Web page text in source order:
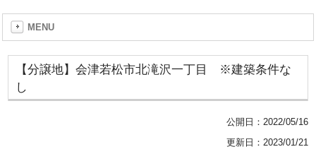
MENU
【分譲地】会津若松市北滝沢一丁目 ※建築条件な
し
公開日： 2022/05/16
更新日：2023/01/21